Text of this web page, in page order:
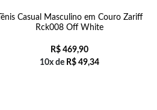
Tênis Casual Masculino em Couro Zariff
Rck008 Off White
R$ 469,90
10x de R$ 49,34